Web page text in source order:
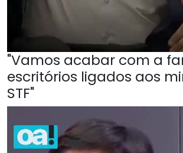
"Vamos acabar com a
escritórios ligados aos
STF"